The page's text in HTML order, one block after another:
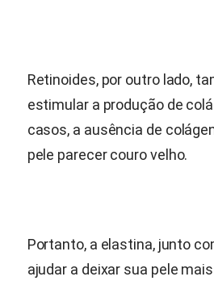
Retinoides, por outro lado,
estimular a produção de
casos, a ausência de
pele parecer couro velho.
Portanto, a elastina, junto
ajudar a deixar sua pele